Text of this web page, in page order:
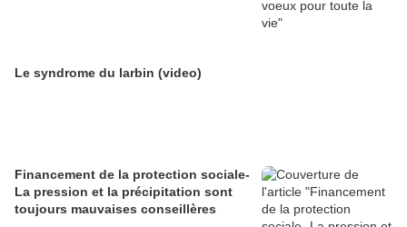
Le syndrome du larbin (video)
Financement de la protection sociale-
La pression et la précipitation sont
toujours mauvaises conseillères